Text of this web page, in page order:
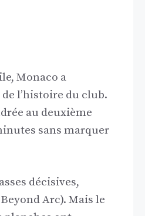
Monaco a
l’histoire du club.
au deuxième
sans marquer
décisives,
Arc). Mais le